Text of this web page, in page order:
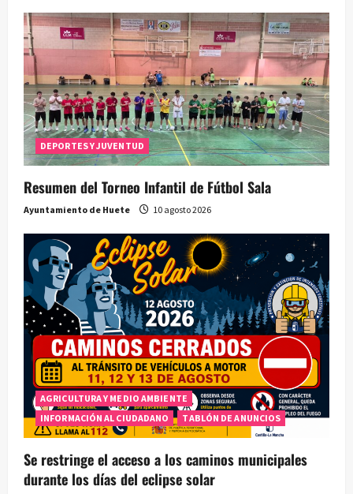
DEPORTES Y JUVENTUD
Resumen del Torneo Infantil de Fútbol Sala
Ayuntamiento de Huete 10 agosto 2026
AGRICULTURA Y MEDIO AMBIENTE
INFORMACIÓN AL CIUDADANO
TABLÓN DE ANUNCIOS
Se restringe el acceso a los caminos municipales
durante los días del eclipse solar